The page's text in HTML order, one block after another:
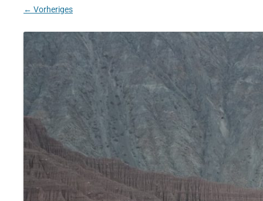
ROCKET RAGE
ROLLMORAD — GUHASE 2010
← Vorheriges